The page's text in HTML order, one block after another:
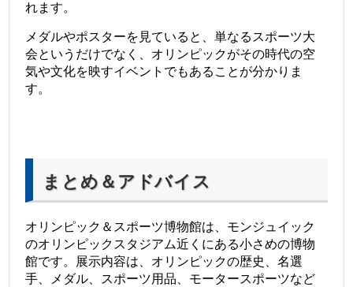
れます。
メダルやポスターを見ていると、単なるスポーツ大
会というだけでなく、オリンピックがその時代の空
気や文化を映すイベントでもあることが分かりま
す。
まとめ＆アドバイス
オリンピック＆スポーツ博物館は、モンジュイック
のオリンピックスタジアム近くにある小さめの博物
館です。展示内容は、オリンピックの歴史、名選
手、メダル、スポーツ用品、モータースポーツなど